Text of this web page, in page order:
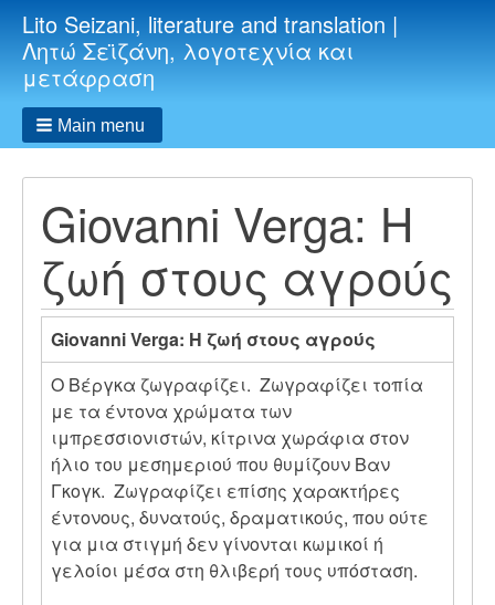
Lito Seizani, literature and translation |
Λητώ Σεϊζάνη, λογοτεχνία και
μετάφραση
Main menu
Giovanni Verga: Η
ζωή στους αγρούς
Giovanni Verga: Η ζωή στους αγρούς
O Βέργκα ζωγραφίζει. Ζωγραφίζει τοπία
με τα έντονα χρώματα των
ιμπρεσσιονιστών, κίτρινα χωράφια στον
ήλιο του μεσημεριού που θυμίζουν Βαν
Γκογκ. Ζωγραφίζει επίσης χαρακτήρες
έντονους, δυνατούς, δραματικούς, που ούτε
για μια στιγμή δεν γίνονται κωμικοί ή
γελοίοι μέσα στη θλιβερή τους υπόσταση.